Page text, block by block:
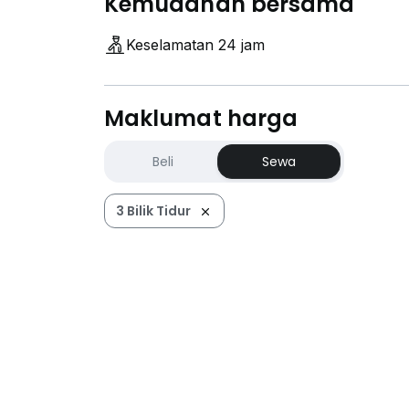
Keselamatan 24 jam
Maklumat harga
Beli Sewa
3 Bilik Tidur